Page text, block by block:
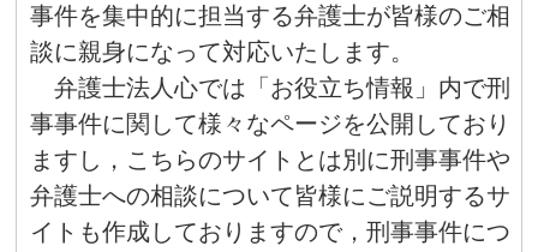
事件を集中的に担当する弁護士が皆様のご相
談に親身になって対応いたします。
弁護士法人心では「お役立ち情報」内で刑
事事件に関して様々なページを公開しており
ますし，こちらのサイトとは別に刑事事件や
弁護士への相談について皆様にご説明するサ
イトも作成しておりますので，刑事事件につ